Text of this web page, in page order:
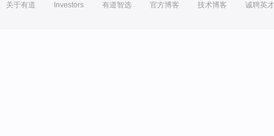
关于有道 Investors 有道智选 官方博客 技术博客 诚聘英才